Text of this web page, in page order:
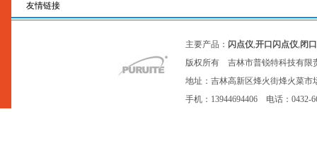
友情链接
主要产品： 闪点仪,开口闪点仪,闭
版权所有 吉林市普锐特科技有
地址：吉林高新区烽火街烽火菜
手机：13944694406 电话：0432-